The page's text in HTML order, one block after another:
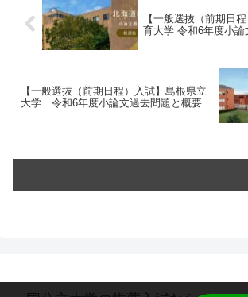
【一般選抜（前期日
育大学 令和6年度小
【一般選抜（前期日程）入試】島根県立
大学 令和6年度小論文過去問題と概要